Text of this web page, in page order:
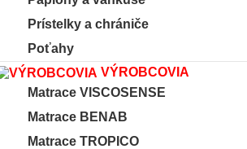
Prístelky a chrániče
Poťahy
VÝROBCOVIA
Matrace VISCOSENSE
Matrace BENAB
Matrace TROPICO